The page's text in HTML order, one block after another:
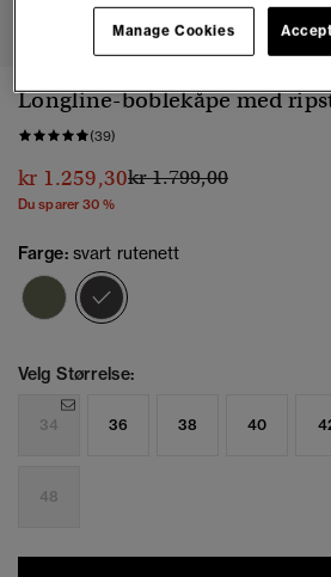
Longline-boblekåpe med
(39)
kr 1.259,30Pris nedsatt fra
kr 1.799,00til
Du sparer 30 %
Farge: svart rutenett
Velg Størrelse:
34 36 38 40
48
Manage Cookies